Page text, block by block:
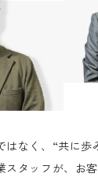
はなく、“共に歩
スタッフが、お